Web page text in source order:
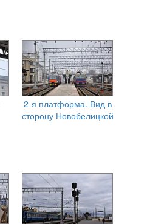
2-я платформа. Вид в
сторону Новобелицкой